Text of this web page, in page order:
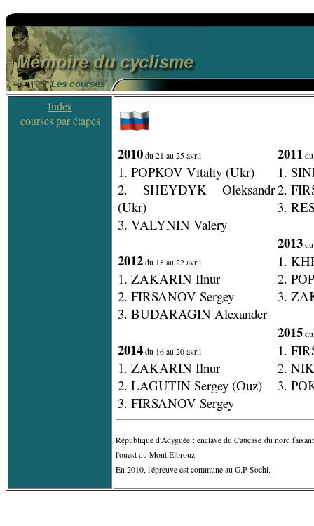
Index
courses par étapes
2010 du 21 au 25 avril
1. POPKOV Vitaliy (Ukr)
2. SHEYDYK Oleksandr
(Ukr)
3. VALYNIN Valery
2012 du 18 au 22 avril
1. ZAKARIN Ilnur
2. FIRSANOV Sergey
3. BUDARAGIN Alexander
2014 du 16 au 20 avril
1. ZAKARIN Ilnur
2. LAGUTIN Sergey (Ouz)
3. FIRSANOV Sergey
2011
1.
2.
3.
2013
1.
2.
3.
2015
1.
2.
3.
République d'Adyguée : enclave du Caucase du nord
l'ouest du Mont Elbrouz.
En 2010, l'épreuve est commune au G.P Sochi.